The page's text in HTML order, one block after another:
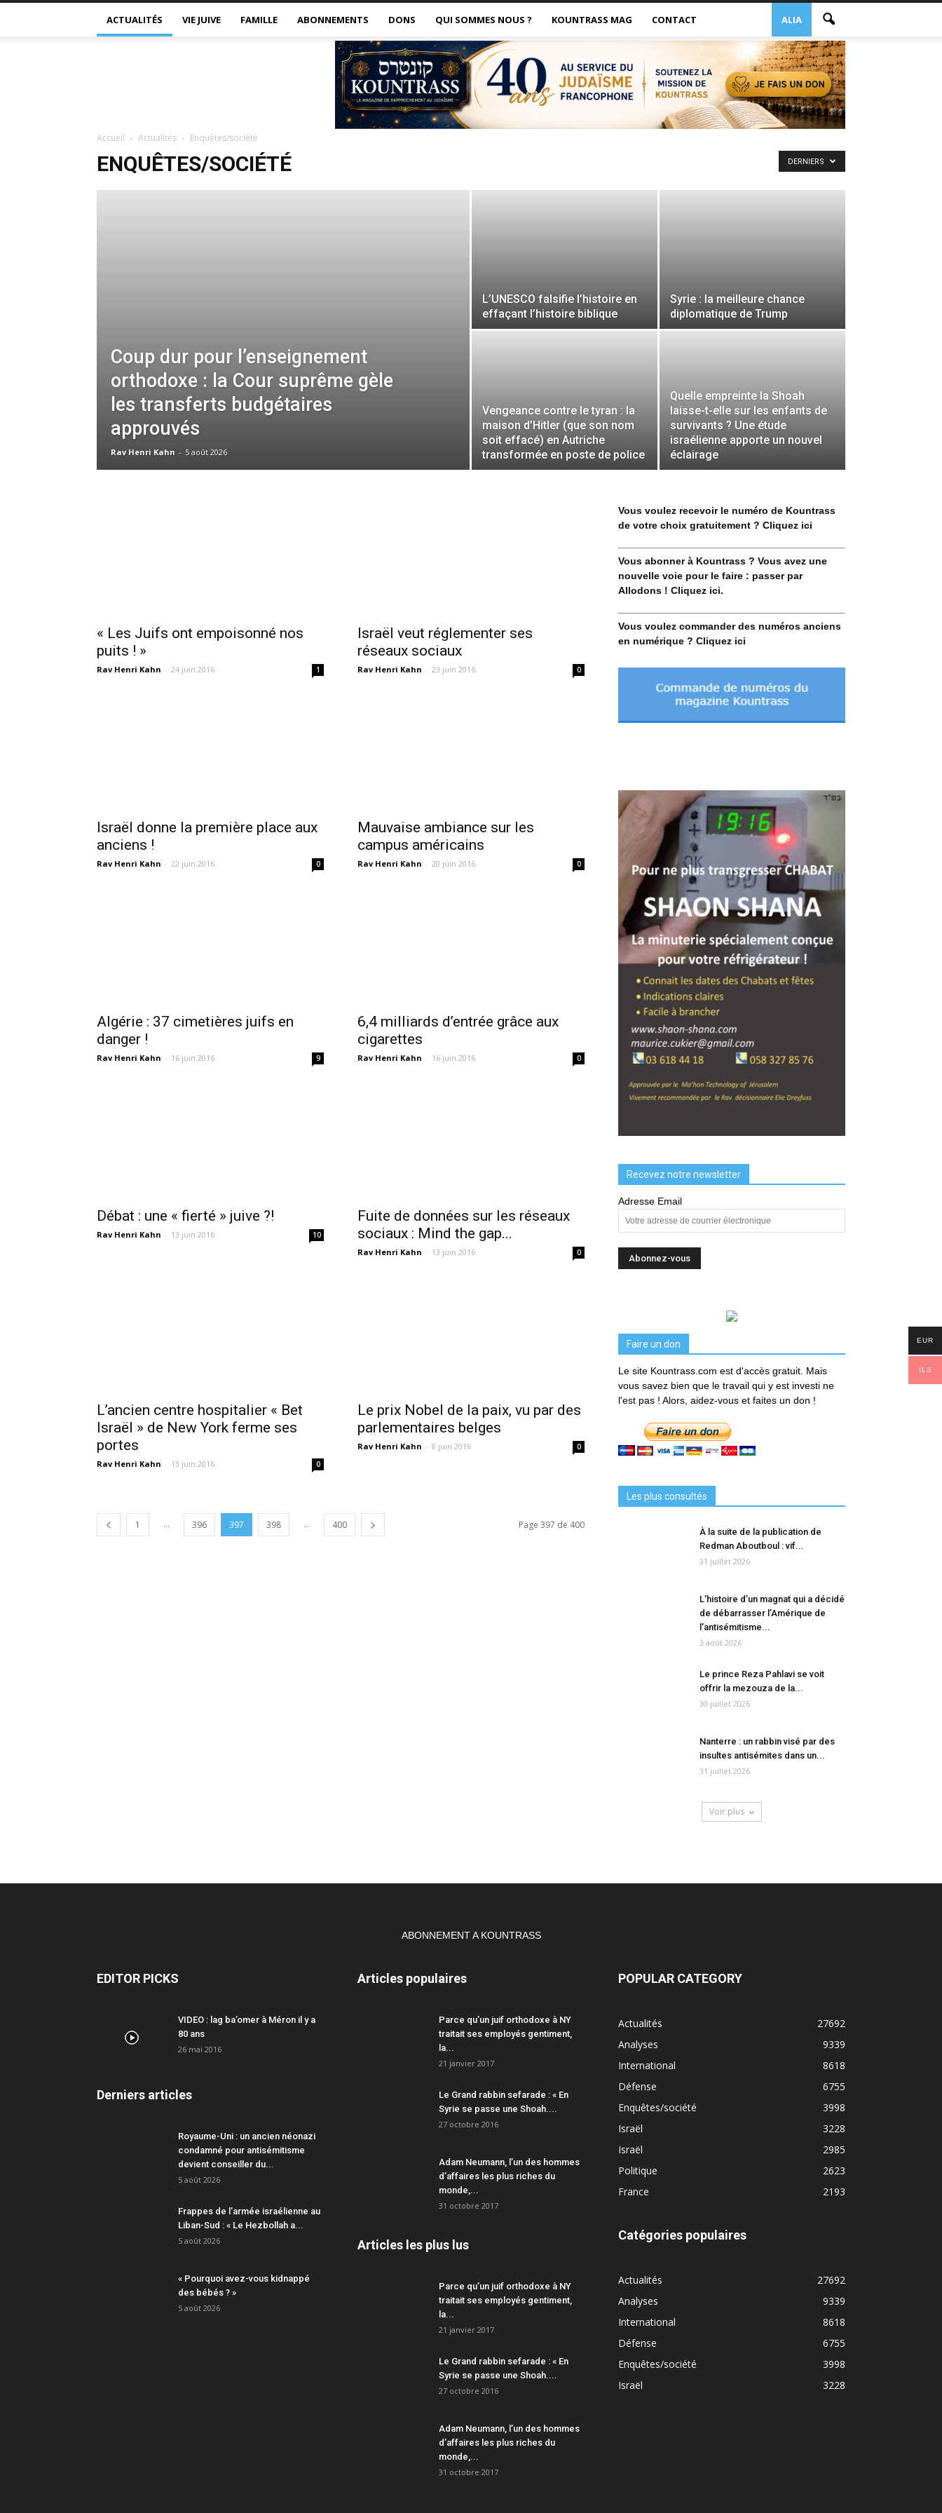
ACTUALITÉS VIE JUIVE FAMILLE ABONNEMENTS DONS ALIA
QUI SOMMES NOUS ? KOUNTRASS MAG CONTACT
Accueil Actualités Enquêtes/société
ENQUÊTES/SOCIÉTÉ DERNIERS
Coup dur pour l’enseignement
orthodoxe : la Cour suprême gèle
les transferts budgétaires
approuvés
Rav Henri Kahn - 5 août 2026
L’UNESCO falsifie l’histoire en
effaçant l’histoire biblique
Syrie : la meilleure chance
diplomatique de Trump
Vengeance contre le tyran : la
maison d’Hitler (que son nom
soit effacé) en Autriche
transformée en poste de police
Quelle empreinte la Shoah
laisse-t-elle sur les enfants de
survivants ? Une étude
israélienne apporte un nouvel
éclairage
« Les Juifs ont empoisonné nos
puits ! »
Rav Henri Kahn - 24 juin 2016 1
Israël veut réglementer ses
réseaux sociaux
Rav Henri Kahn - 23 juin 2016 0
Israël donne la première place aux
anciens !
Rav Henri Kahn - 22 juin 2016 0
Mauvaise ambiance sur les
campus américains
Rav Henri Kahn - 20 juin 2016 0
Algérie : 37 cimetières juifs en
danger !
Rav Henri Kahn - 16 juin 2016 9
6,4 milliards d’entrée grâce aux
cigarettes
Rav Henri Kahn - 16 juin 2016 0
Débat : une « fierté » juive ?!
Rav Henri Kahn - 13 juin 2016 10
Fuite de données sur les réseaux
sociaux : Mind the gap...
Rav Henri Kahn - 13 juin 2016 0
L’ancien centre hospitalier « Bet
Israël » de New York ferme ses
portes
Rav Henri Kahn - 13 juin 2016 0
Le prix Nobel de la paix, vu par des
parlementaires belges
Rav Henri Kahn - 8 juin 2016 0
1 ... 396 397 398 ... 400 Page 397 de 400
Vous voulez recevoir le numéro de Kountrass
de votre choix gratuitement ? Cliquez ici
Vous abonner à Kountrass ? Vous avez une
nouvelle voie pour le faire : passer par
Allodons ! Cliquez ici.
Vous voulez commander des numéros anciens
en numérique ? Cliquez ici
Recevez notre newsletter
Adresse Email
Faire un don
Le site Kountrass.com est d'accès gratuit. Mais
vous savez bien que le travail qui y est investi ne
l'est pas ! Alors, aidez-vous et faites un don !
Les plus consultés
À la suite de la publication de
Redman Aboutboul : vif...
31 juillet 2026
L’histoire d’un magnat qui a décidé
de débarrasser l’Amérique de
l’antisémitisme...
3 août 2026
Le prince Reza Pahlavi se voit
offrir la mezouza de la...
30 juillet 2026
Nanterre : un rabbin visé par des
insultes antisémites dans un...
31 juillet 2026
Voir plus
ABONNEMENT A KOUNTRASS
EDITOR PICKS
VIDEO : lag ba’omer à Méron il y a
80 ans
26 mai 2016
Derniers articles
Royaume-Uni : un ancien néonazi
condamné pour antisémitisme
devient conseiller du...
5 août 2026
Frappes de l’armée israélienne au
Liban-Sud : « Le Hezbollah a...
5 août 2026
« Pourquoi avez-vous kidnappé
des bébés ? »
5 août 2026
Articles populaires
Parce qu’un juif orthodoxe à NY
traitait ses employés gentiment,
la...
21 janvier 2017
Le Grand rabbin sefarade : « En
Syrie se passe une Shoah....
27 octobre 2016
Adam Neumann, l’un des hommes
d’affaires les plus riches du
monde,...
31 octobre 2017
Articles les plus lus
Parce qu’un juif orthodoxe à NY
traitait ses employés gentiment,
la...
21 janvier 2017
Le Grand rabbin sefarade : « En
Syrie se passe une Shoah....
27 octobre 2016
Adam Neumann, l’un des hommes
d’affaires les plus riches du
monde,...
31 octobre 2017
POPULAR CATEGORY
Actualités
27692
Analyses
9339
International
8618
Défense
6755
Enquêtes/société
3998
Israël
3228
Israël
2985
Politique
2623
France
2193
Catégories populaires
Actualités
27692
Analyses
9339
International
8618
Défense
6755
Enquêtes/société
3998
Israël
3228
EUR
ILS